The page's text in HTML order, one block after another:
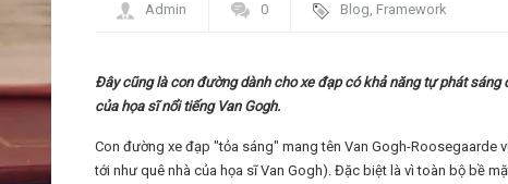
Admin 0 Blog, Framework
Đây cũng là con đường dành cho xe đạp có khả năng tự phát
của họa sĩ nổi tiếng Van Gogh.
Con đường xe đạp "tỏa sáng" mang tên Van Gogh-
tới như quê nhà của họa sĩ Van Gogh). Đặc biệt là vì toàn bộ bề